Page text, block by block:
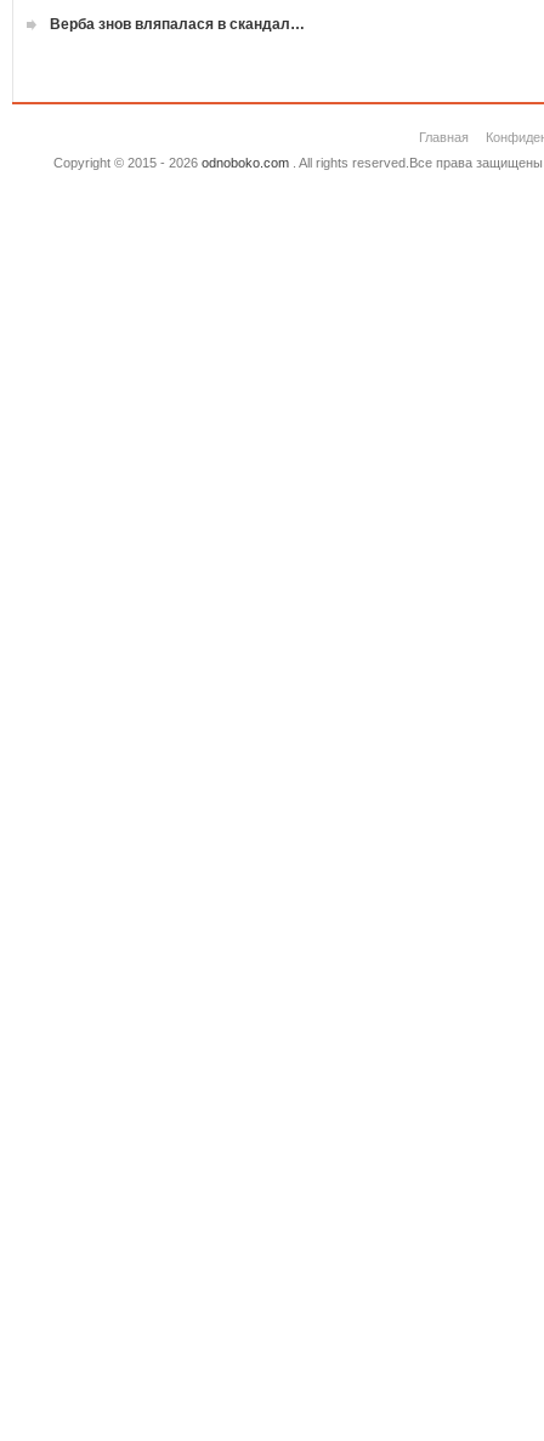
Верба знов вляпалася в скандал…
Главная
Copyright © 2015 - 2026 odnoboko.com. All rights reserved.Все права защищены.